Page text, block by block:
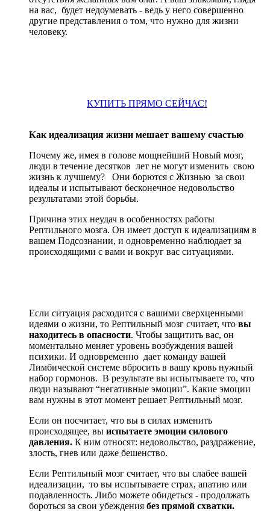
на вас, будет недоумевать - ведь у него совершенно
другие представления о том, что нужно для жизни
человеку.
КУПИТЬ ПРЯМО СЕЙЧАС!
Как идеализация жизни мешает вашему счастью
Почему же, имея в голове мощнейший Новый мозг,
люди в течение десятков лет не могут изменить свою
жизнь к лучшему? Они борются с Жизнью за свои
идеалы и испытывают бесконечное недовольство
результатами этой борьбы.
Причина этих неудач в особенностях работы
Рептильного мозга. Он имеет доступ к идеализациям в
вашем Подсознании, и одновременно наблюдает за
происходящими с вами и вокруг вас ситуациями.
Если ситуация расходится с вашими сверхценными
идеями о жизни, то Рептильный мозг считает, что вы
находитесь в опасности. Чтобы защитить вас, он
моментально меняет уровень возбуждения вашей
психики. И одновременно дает команду вашей
Лимбической системе вбросить в вашу кровь нужный
набор гормонов. В результате вы испытываете то, что
люди называют “негативные эмоции”. Какие эмоции
вам нужны в этот момент решает Рептильный мозг.
Если он посчитает, что вы в силах изменить
происходящее, вы испытаете эмоции силового
давления. К ним относят: недовольство, раздражение,
злость, гнев или даже бешенство.
Если Рептильный мозг считает, что вы слабее вашей
идеализации, то вы испытываете страх, апатию или
подавленность. Либо можете обидеться - продолжать
бороться за свои убеждения без прямой схватки.